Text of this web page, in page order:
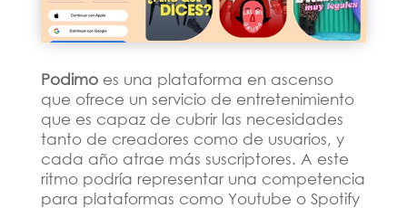
Podimoes una plataforma en ascenso
que ofrece un servicio de entretenimiento
que es capaz de cubrir las necesidades
tanto de creadores como de usuarios, y
cada año atrae más suscriptores. A este
ritmo podría representar una competencia
para plataformas como Youtube o Spotify